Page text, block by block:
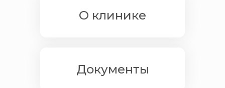
О клинике
Документы